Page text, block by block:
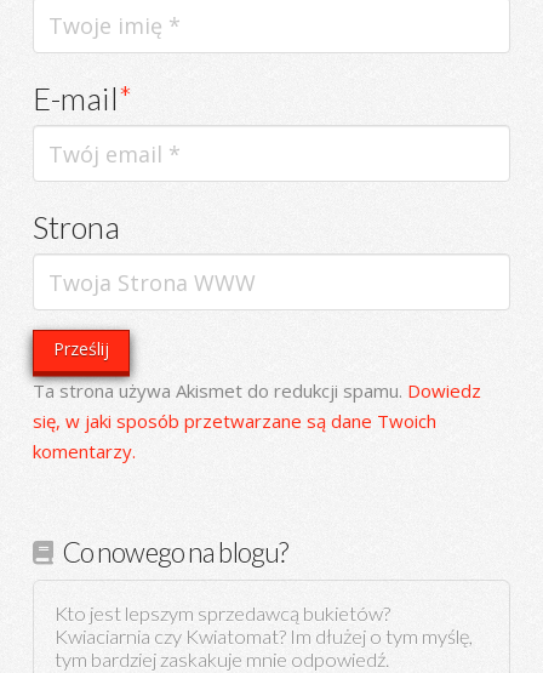
E-mail*
Strona
Ta strona używa Akismet do redukcji spamu. Dowiedz
się, w jaki sposób przetwarzane są dane Twoich
komentarzy.
Co nowego na blogu?
Kto jest lepszym sprzedawcą bukietów?
Kwiaciarnia czy Kwiatomat? Im dłużej o tym myślę,
tym bardziej zaskakuje mnie odpowiedź.